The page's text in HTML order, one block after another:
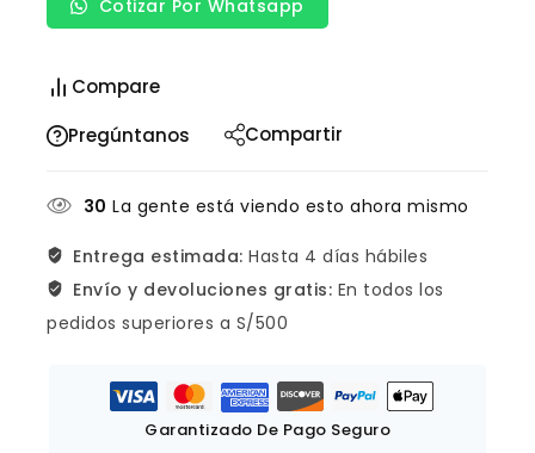
Cotizar Por Whatsapp
Compare
Pregúntanos
Compartir
30 La gente está viendo esto ahora mismo
Entrega estimada: Hasta 4 días hábiles
Envío y devoluciones gratis: En todos los
pedidos superiores a S/500
Garantizado De Pago Seguro